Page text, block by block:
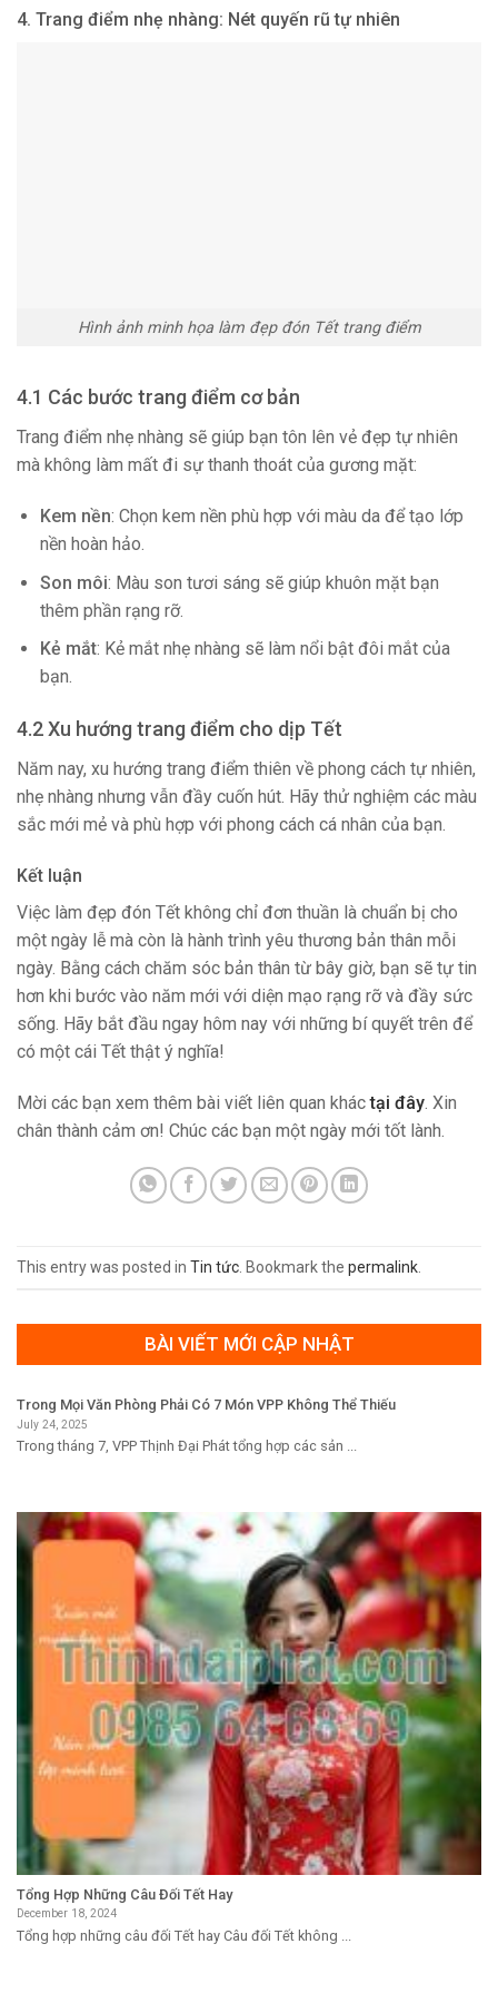
4. Trang điểm nhẹ nhàng: Nét quyến rũ tự nhiên
Hình ảnh minh họa làm đẹp đón Tết trang điểm
4.1 Các bước trang điểm cơ bản
Trang điểm nhẹ nhàng sẽ giúp bạn tôn lên vẻ đẹp tự nhiên
mà không làm mất đi sự thanh thoát của gương mặt:
Kem nền: Chọn kem nền phù hợp với màu da để tạo lớp
nền hoàn hảo.
Son môi: Màu son tươi sáng sẽ giúp khuôn mặt bạn
thêm phần rạng rỡ.
Kẻ mắt: Kẻ mắt nhẹ nhàng sẽ làm nổi bật đôi mắt của
bạn.
4.2 Xu hướng trang điểm cho dịp Tết
Năm nay, xu hướng trang điểm thiên về phong cách tự nhiên,
nhẹ nhàng nhưng vẫn đầy cuốn hút. Hãy thử nghiệm các màu
sắc mới mẻ và phù hợp với phong cách cá nhân của bạn.
Kết luận
Việc làm đẹp đón Tết không chỉ đơn thuần là chuẩn bị cho
một ngày lễ mà còn là hành trình yêu thương bản thân mỗi
ngày. Bằng cách chăm sóc bản thân từ bây giờ, bạn sẽ tự tin
hơn khi bước vào năm mới với diện mạo rạng rỡ và đầy sức
sống. Hãy bắt đầu ngay hôm nay với những bí quyết trên để
có một cái Tết thật ý nghĩa!
Mời các bạn xem thêm bài viết liên quan kháctại đây . Xin
chân thành cảm ơn! Chúc các bạn một ngày mới tốt lành.
This entry was posted in Tin tức . Bookmark the permalink
BÀI VIẾT MỚI CẬP NHẬT
Trong Mọi Văn Phòng Phải Có 7 Món VPP Không Thể Thiếu
July 24, 2025
Trong tháng 7, VPP Thịnh Đại Phát tổng hợp các sản ...
Tổng Hợp Những Câu Đối Tết Hay
December 18, 2024
Tổng hợp những câu đối Tết hay Câu đối Tết không ...